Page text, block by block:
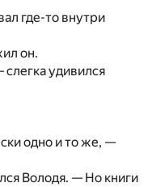
где-то внутри
он.
удивился
одно и то же, —
Володя. — Но книги